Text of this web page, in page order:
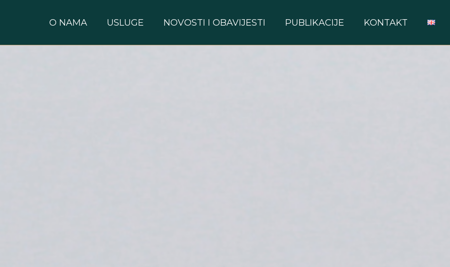
O NAMA USLUGE NOVOSTI I OBAVIJESTI PUBLIKACIJE KONTAKT